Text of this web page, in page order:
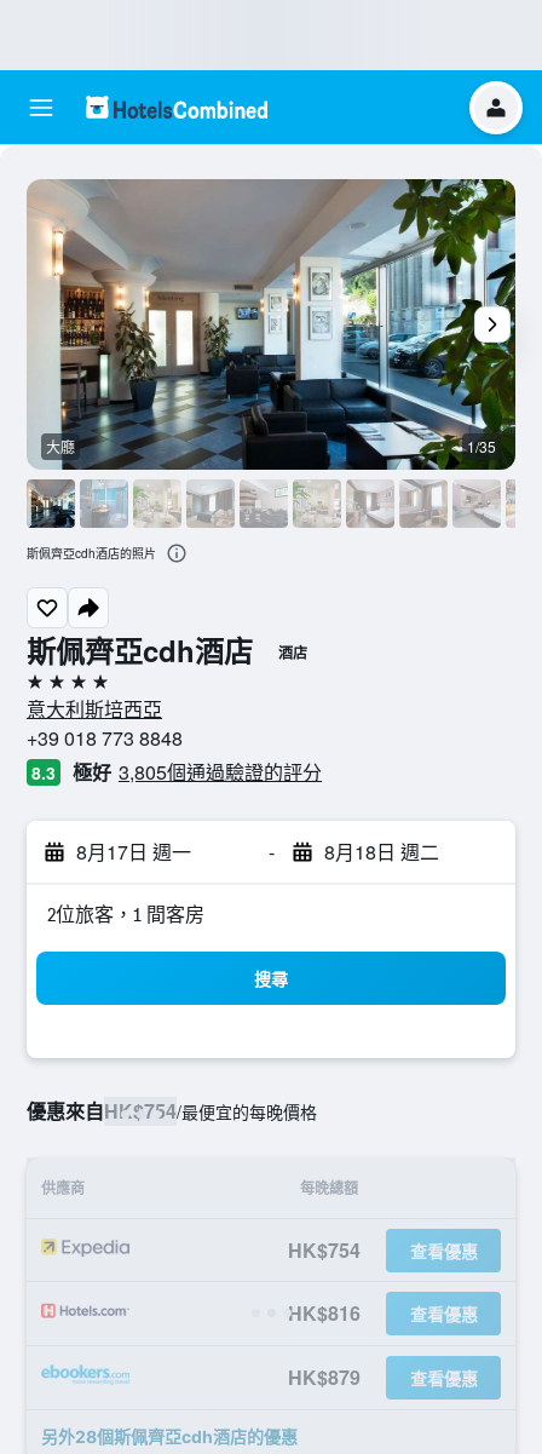
斯佩齊亞cdh酒店 酒店
4星級
意大利斯培西亞
+39 018 773 8848
8.3 極好 3,805個通過驗證的評分
8月17日 週一 - 8月18日 週二
2位旅客，1 間客房
搜尋
優惠來自HK$754/最便宜的每晚價格
供應商 每晚總額
HK$754 查看優惠
HK$816 查看優惠
HK$879 查看優惠
另外28個斯佩齊亞cdh酒店​的優惠
大廳 1/35
斯佩齊亞cdh酒店的照片